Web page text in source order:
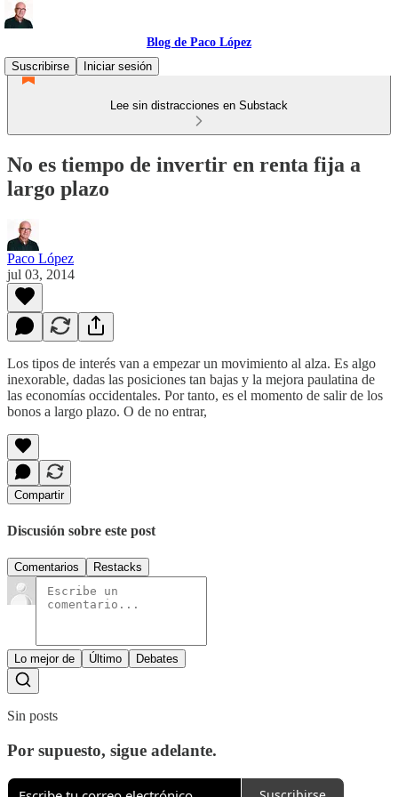
Blog de Paco López
Suscribirse
Iniciar sesión
Lee sin distracciones en Substack
No es tiempo de invertir en renta fija a
largo plazo
Paco López
jul 03, 2014
Los tipos de interés van a empezar un movimiento al alza. Es algo
inexorable, dadas las posiciones tan bajas y la mejora paulatina de
las economías occidentales. Por tanto, es el momento de salir de los
bonos a largo plazo. O de no entrar,
Compartir
Discusión sobre este post
Comentarios Restacks
Lo mejor de Último Debates
Sin posts
Por supuesto, sigue adelante.